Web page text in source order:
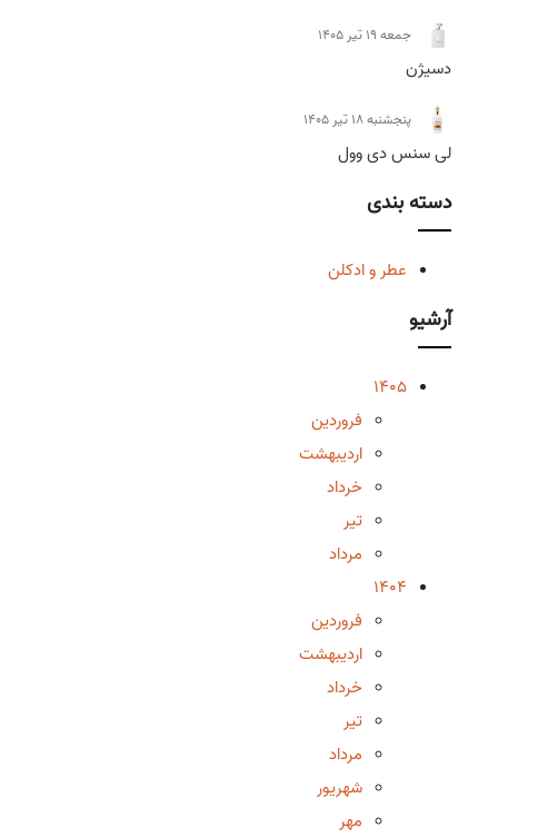
جمعه 19 تیر 1405
دسیژن
پنجشنبه 18 تیر 1405
لی سنس دی وول
دسته بندی
عطر و ادکلن
آرشیو
1405
فروردین
اردیبهشت
خرداد
تیر
مرداد
1404
فروردین
اردیبهشت
خرداد
تیر
مرداد
شهریور
مهر